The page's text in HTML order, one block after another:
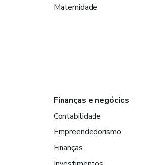
Maternidade
Finanças e negócios
Contabilidade
Empreendedorismo
Finanças